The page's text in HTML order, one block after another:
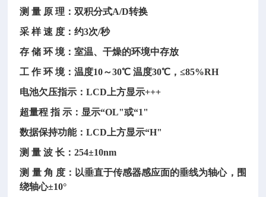
测 量 原 理：双积分式A/D转换
采 样 速 度：约3次/秒
存 储 环 境：室温、干燥的环境中存放
工 作 环 境：温度10～30℃ 温度30℃，≤85%RH
电池欠压指示：LCD上方显示+++
超量程 指 示：显示“OL"或“1"
数据保持功能：LCD上方显示“H"
测 量 波 长：254±10nm
测 量 角 度：以垂直于传感器感应面的垂线为轴心，围
绕轴心±10°